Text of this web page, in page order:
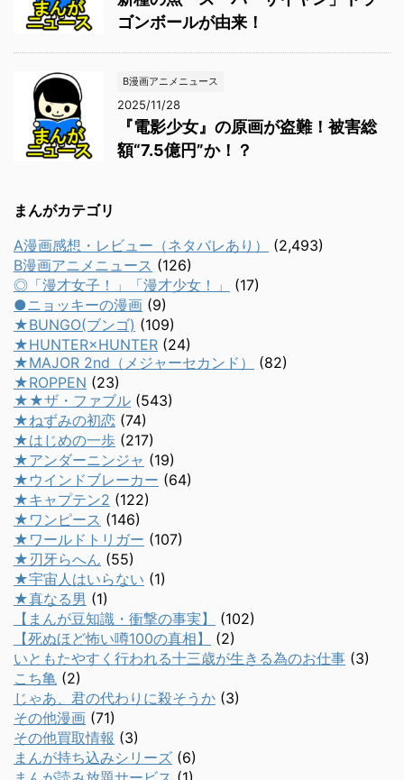
ゴンボールが由来！
B漫画アニメニュース
2025/11/28
『電影少女』の原画が盗難！被害総
額“7.5億円”か！？
まんがカテゴリ
A漫画感想・レビュー（ネタバレあり）
(2,493)
B漫画アニメニュース (126)
◎「漫才女子！」「漫才少女！」
(17)
●ニョッキーの漫画 (9)
★BUNGO(ブンゴ) (109)
★HUNTER×HUNTER (24)
★MAJOR 2nd（メジャーセカンド）
(82)
★ROPPEN (23)
★★ザ・ファブル (543)
★ねずみの初恋 (74)
★はじめの一歩 (217)
★アンダーニンジャ (19)
★ウインドブレーカー (64)
★キャプテン2 (122)
★ワンピース (146)
★ワールドトリガー (107)
★刃牙らへん (55)
★宇宙人はいらない (1)
★真なる男 (1)
【まんが豆知識・衝撃の事実】
(102)
【死ぬほど怖い噂100の真相】
(2)
いともたやすく行われる十三歳が生きる為のお仕事 (3)
こち亀 (2)
じゃあ、君の代わりに殺そうか (3)
その他漫画 (71)
その他買取情報 (3)
まんが持ち込みシリーズ (6)